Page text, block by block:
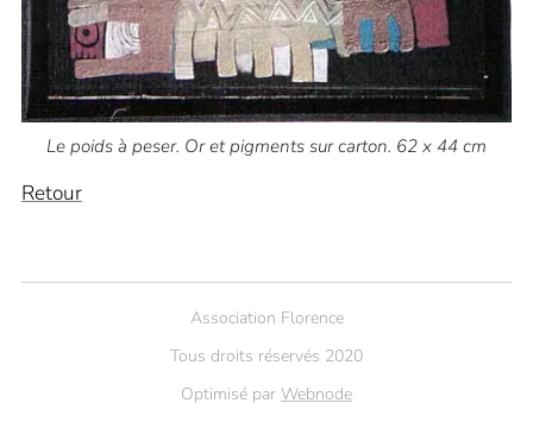
Le poids à peser. Or et pigments sur carton. 62 x 44 cm
Retour
Association Florence
Tous droits réservés 2020
Optimisé par Webnode